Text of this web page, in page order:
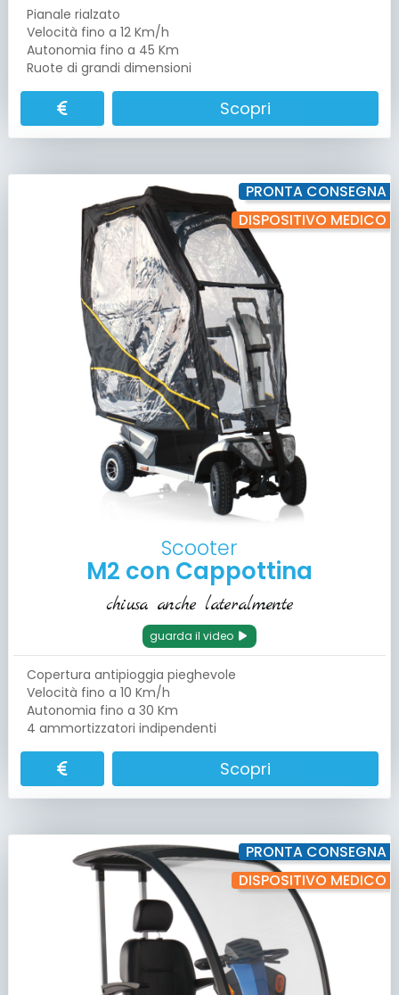
Pianale rialzato
Velocità fino a 12 Km/h
Autonomia fino a 45 Km
Ruote di grandi dimensioni
Scopri
PRONTA CONSEGNA
DISPOSITIVO MEDICO
Scooter
M2 con Cappottina
chiusa anche lateralmente
guarda il video
Copertura antipioggia pieghevole
Velocità fino a 10 Km/h
Autonomia fino a 30 Km
4 ammortizzatori indipendenti
Scopri
PRONTA CONSEGNA
DISPOSITIVO MEDICO